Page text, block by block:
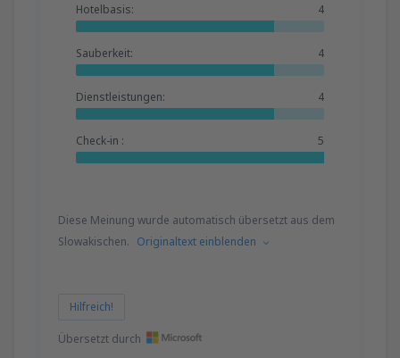
Hotelbasis: 4
Sauberkeit: 4
Dienstleistungen: 4
Check-in : 5
Diese Meinung wurde automatisch übersetzt aus dem
Slowakischen. Originaltext einblenden
Hilfreich!
Übersetzt durch